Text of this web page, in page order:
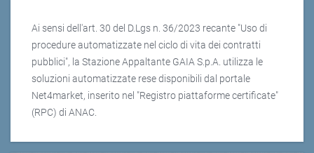
Ai sensi dell'art. 30 del D.Lgs n. 36/2023 recante "Uso di
procedure automatizzate nel ciclo di vita dei contratti
pubblici", la Stazione Appaltante GAIA S.p.A. utilizza le
soluzioni automatizzate rese disponibili dal portale
Net4market, inserito nel "Registro piattaforme certificate"
(RPC) di ANAC.